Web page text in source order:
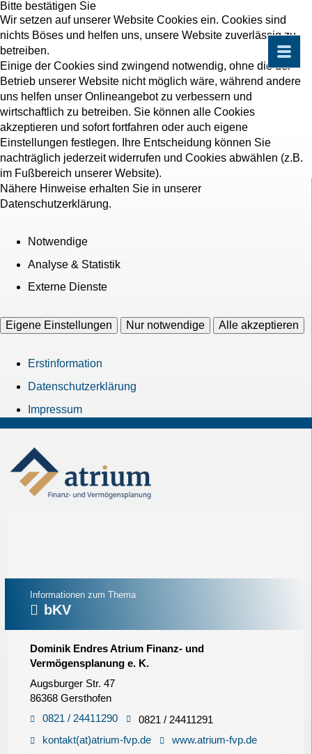
Bitte bestätigen Sie
Wir setzen auf unserer Website Cookies ein. Cookies sind
nichts Böses und helfen uns, unsere Website zuverlässig zu
betreiben.
Einige der Cookies sind zwingend notwendig, ohne die der
Betrieb unserer Website nicht möglich wäre, während andere
uns helfen unser Onlineangebot zu verbessern und
wirtschaftlich zu betreiben. Sie können alle Cookies
akzeptieren und sofort fortfahren oder auch eigene
Einstellungen festlegen. Ihre Entscheidung können Sie
nachträglich jederzeit widerrufen und Cookies abwählen (z.B.
im Fußbereich unserer Website).
Nähere Hinweise erhalten Sie in unserer
Datenschutzerklärung.
Notwendige
Analyse & Statistik
Externe Dienste
Eigene Einstellungen Nur notwendige Alle akzeptieren
Erstinformation
Datenschutzerklärung
Impressum
Informationen zum Thema
bKV
Dominik Endres Atrium Finanz- und
Vermögensplanung e. K.
Augsburger Str. 47
86368 Gersthofen
0821 / 24411290
0821 / 24411291
kontakt(at)atrium-fvp.de
www.atrium-fvp.de